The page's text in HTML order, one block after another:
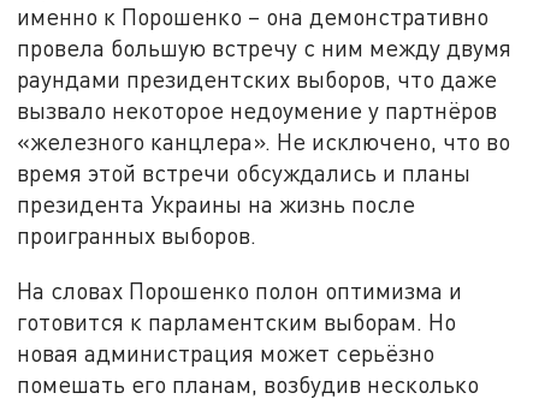
именно к Порошенко – она демонстративно
провела большую встречу с ним между двумя
раундами президентских выборов, что даже
вызвало некоторое недоумение у партнёров
«железного канцлера». Не исключено, что во
время этой встречи обсуждались и планы
президента Украины на жизнь после
проигранных выборов.
На словах Порошенко полон оптимизма и
готовится к парламентским выборам. Но
новая администрация может серьёзно
помешать его планам, возбудив несколько